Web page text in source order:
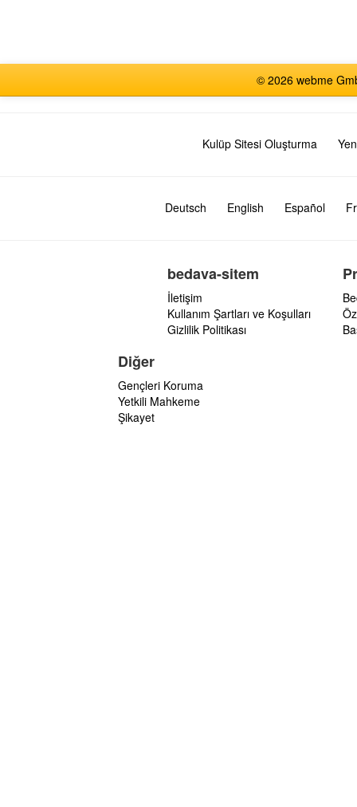
© 2026 webme
Kulüp Sitesi Oluşturma
Deutsch English Español
bedava-sitem
İletişim
Kullanım Şartları ve Koşulları
Gizlilik Politikası
Diğer
Gençleri Koruma
Yetkili Mahkeme
Şikayet